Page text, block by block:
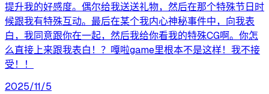
提升我的好感度。偶尔给我送送礼物，然后在那个特殊节日时
候跟我有特殊互动。最后在某个我内心神秘事件中，向我表
白，我同意跟你在一起，然后我给你看我的特殊CG啊。你怎
么直接上来跟我表白！？嘎啦game里根本不是这样！我不接
受！！
2025/11/5